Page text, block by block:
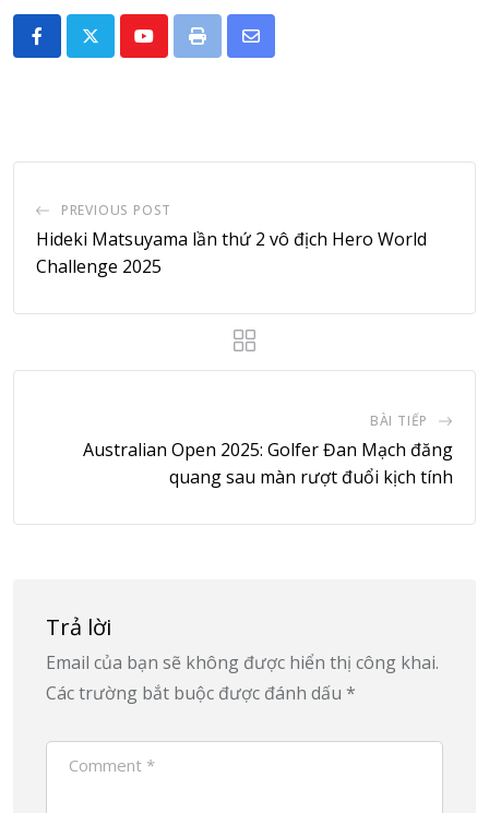
YoutubePrint
Share
PREVIOUS POST
Hideki Matsuyama lần thứ 2 vô địch Hero World
Challenge 2025
BÀI TIẾP
Australian Open 2025: Golfer Đan Mạch đăng
quang sau màn rượt đuổi kịch tính
Trả lời
Email của bạn sẽ không được hiển thị công khai.
Các trường bắt buộc được đánh dấu *